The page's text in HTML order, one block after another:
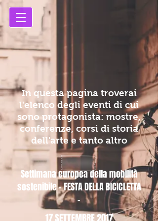
In questa pagina troverai
l'elenco degli eventi di cui
sono protagonista: mostre,
conferenze, corsi di storia
dell'arte e tanto altro
Settimana europea della mobilità
sostenibile - FESTA DELLA BICICLETTA
-
17 SETTEMBRE 2017